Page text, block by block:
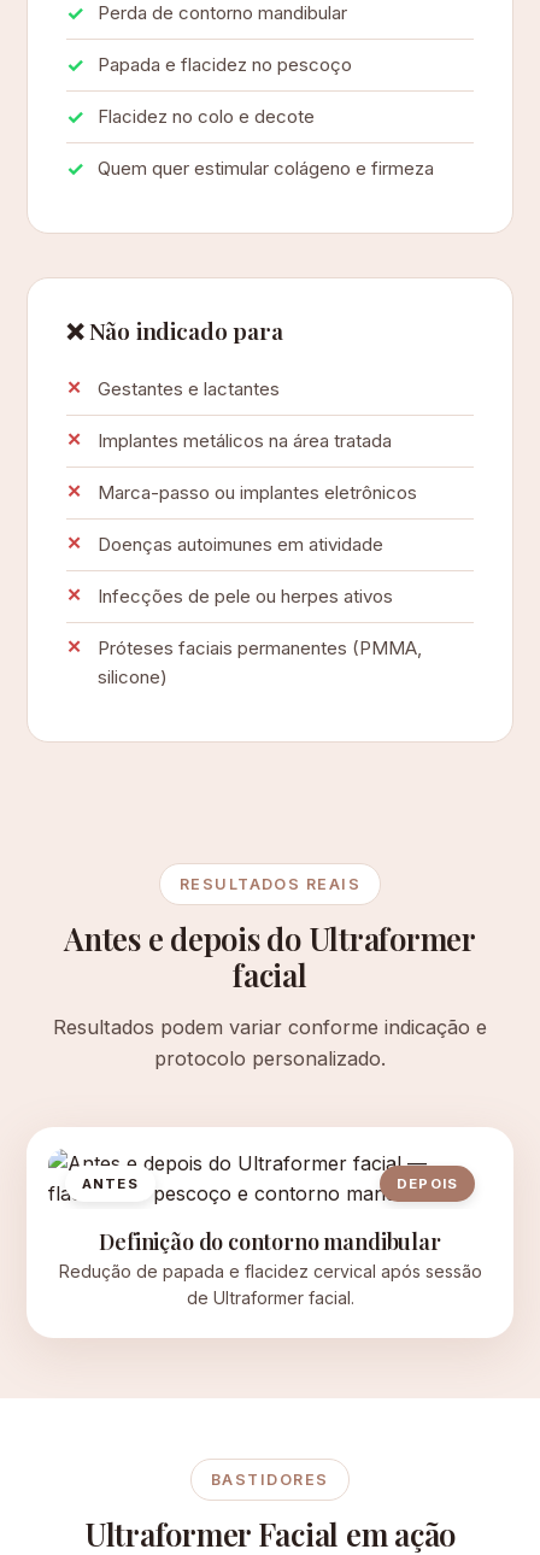
Perda de contorno mandibular
Papada e flacidez no pescoço
Flacidez no colo e decote
Quem quer estimular colágeno e firmeza
❌ Não indicado para
Gestantes e lactantes
Implantes metálicos na área tratada
Marca-passo ou implantes eletrônicos
Doenças autoimunes em atividade
Infecções de pele ou herpes ativos
Próteses faciais permanentes (PMMA,
silicone)
RESULTADOS REAIS
Antes e depois do Ultraformer
facial
Resultados podem variar conforme indicação e
protocolo personalizado.
ANTES DEPOIS
Definição do contorno mandibular
Redução de papada e flacidez cervical após sessão
de Ultraformer facial.
BASTIDORES
Ultraformer Facial em ação